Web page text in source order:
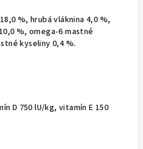
%, hrubá vláknina 4,0 %,
%, omega-6 mastné
kyseliny 0,4 %.
D 750 lU/kg, vitamín E 150